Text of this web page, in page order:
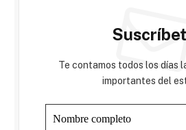
Te contamos todos los días
importantes del